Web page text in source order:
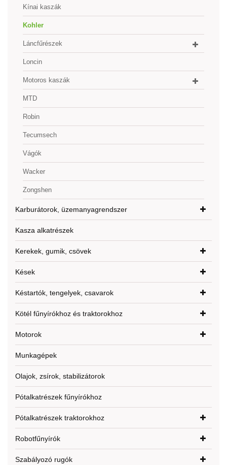
Kínai kaszák
Kohler
Láncfűrészek
Loncin
Motoros kaszák
MTD
Robin
Tecumsech
Vágók
Wacker
Zongshen
Karburátorok, üzemanyagrendszer
Kasza alkatrészek
Kerekek, gumik, csövek
Kések
Késtartók, tengelyek, csavarok
Kötél fűnyírókhoz és traktorokhoz
Motorok
Munkagépek
Olajok, zsírok, stabilizátorok
Pótalkatrészek fűnyírókhoz
Pótalkatrészek traktorokhoz
Robotfűnyírók
Szabályozó rugók